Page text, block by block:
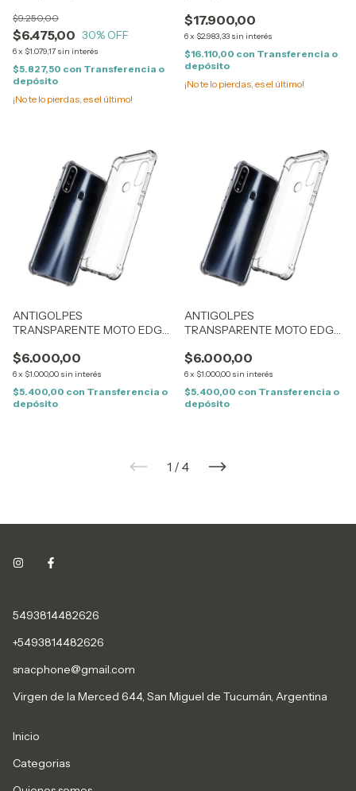
$6.475,00
$9.250,00
30% OFF
6x $1.079,17 sin interés
$5.827,50 con Transferencia o
depósito
¡No te lo pierdas, es el último!
$17.900,00
6x $2.983,33 sin interés
$16.110,00 con Transferencia o
depósito
¡No te lo pierdas, es el último!
ANTIGOLPES
TRANSPARENTE MOTO EDGE
$6.000,00
6x $1.000,00 sin interés
$5.400,00 con Transferencia o
depósito
ANTIGOLPES
TRANSPARENTE MOTO EDGE
$6.000,00
6x $1.000,00 sin interés
$5.400,00 con Transferencia o
depósito
1 / 4
5493814482626
+5493814482626
snacphone@gmail.com
Virgen de la Merced 644, San Miguel de Tucumán, Argentina
Inicio
Categorias